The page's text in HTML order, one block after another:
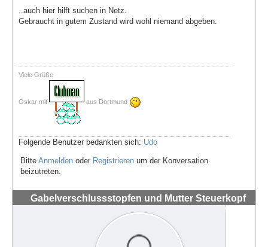
..auch hier hilft suchen in Netz.
Gebraucht in gutem Zustand wird wohl niemand abgeben.
Viele Grüße
Oskar mit aus Dortmund
Folgende Benutzer bedankten sich: Udo
Bitte Anmelden oder Registrieren um der Konversation
beizutreten.
Gabelverschlussstopfen und Mutter Steuerkopf
#72154